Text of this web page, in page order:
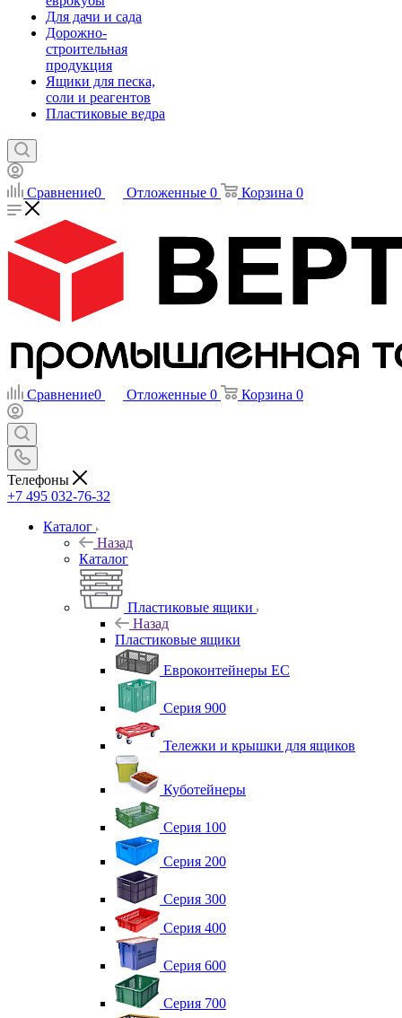
Для дачи и сада
Дорожно-
строительная
продукция
Ящики для песка,
соли и реагентов
Пластиковые ведра
Сравнение0 Отложенные 0 Корзина 0
Сравнение0 Отложенные 0 Корзина 0
Телефоны
+7 495 032-76-32
Каталог
Назад
Каталог
Пластиковые ящики
Назад
Пластиковые ящики
Евроконтейнеры ЕС
Серия 900
Тележки и крышки для ящиков
Куботейнеры
Серия 100
Серия 200
Серия 300
Серия 400
Серия 600
Серия 700